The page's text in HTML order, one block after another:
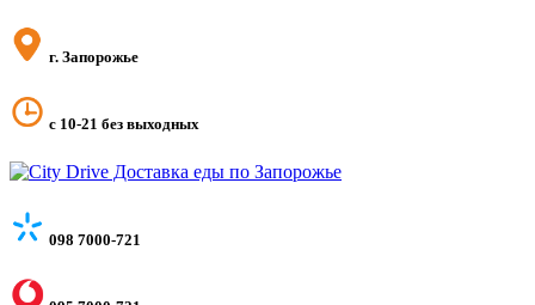
г. Запорожье
с 10-21 без выходных
098 7000-721